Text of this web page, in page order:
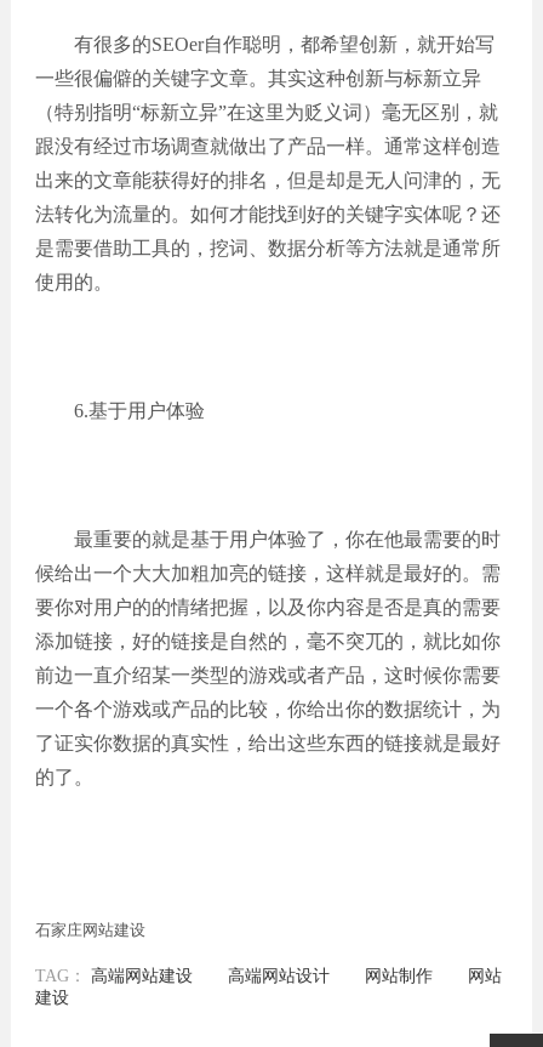
有很多的SEOer自作聪明，都希望创新，就开始写
一些很偏僻的关键字文章。其实这种创新与标新立异
（特别指明“标新立异”在这里为贬义词）毫无区别，就
跟没有经过市场调查就做出了产品一样。通常这样创造
出来的文章能获得好的排名，但是却是无人问津的，无
法转化为流量的。如何才能找到好的关键字实体呢？还
是需要借助工具的，挖词、数据分析等方法就是通常所
使用的。
6.基于用户体验
最重要的就是基于用户体验了，你在他最需要的时
候给出一个大大加粗加亮的链接，这样就是最好的。需
要你对用户的的情绪把握，以及你内容是否是真的需要
添加链接，好的链接是自然的，毫不突兀的，就比如你
前边一直介绍某一类型的游戏或者产品，这时候你需要
一个各个游戏或产品的比较，你给出你的数据统计，为
了证实你数据的真实性，给出这些东西的链接就是最好
的了。
石家庄网站建设
TAG： 高端网站建设 高端网站设计 网站制作
网站
建设